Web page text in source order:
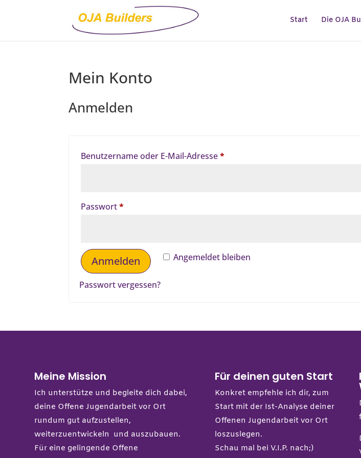
Start Die OJA
Mein Konto
Anmelden
Benutzername oder E-Mail-Adresse*Erforderlich
Passwort*Erforderlich
Angemeldet bleiben
Anmelden
Passwort vergessen?
Meine Mission
Ich unterstütze und begleite dich dabei,
deine Offene Jugendarbeit vor Ort
rundum gut aufzustellen,
weiterzuentwickeln und auszubauen.
Für eine gelingende Offene
Für deinen guten Start
Konkret empfehle ich dir, zum
Start mit der Ist-Analyse deiner
Offenen Jugendarbeit vor Ort
loszuslegen.
Schau mal bei V.I.P. nach;)